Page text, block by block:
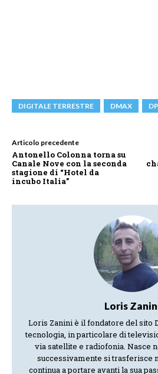
DIGITALE TERRESTRE DMAX
Articolo precedente
Antonello Colonna torna su
Canale Nove con la seconda
stagione di “Hotel da
incubo Italia”
Loris
Loris Zanini è il fondatore del sito
tecnologia, in particolare di
via satellite e radiofonia. Nasce
successivamente si trasferisce
continua a portare avanti la sua